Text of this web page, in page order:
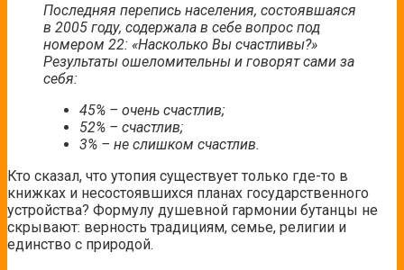
Последняя перепись населения, состоявшаяся
в 2005 году, содержала в себе вопрос под
номером 22: «Насколько Вы счастливы?»
Результаты ошеломительны и говорят сами за
себя:
45% – очень счастлив;
52% – счастлив;
3% – не слишком счастлив.
Кто сказал, что утопия существует только где-то в
книжках и несостоявшихся планах государственного
устройства? Формулу душевной гармонии бутанцы не
скрывают: верность традициям, семье, религии и
единство с природой.